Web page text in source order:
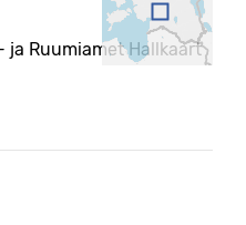
ja Ruumiamet Hallkaart